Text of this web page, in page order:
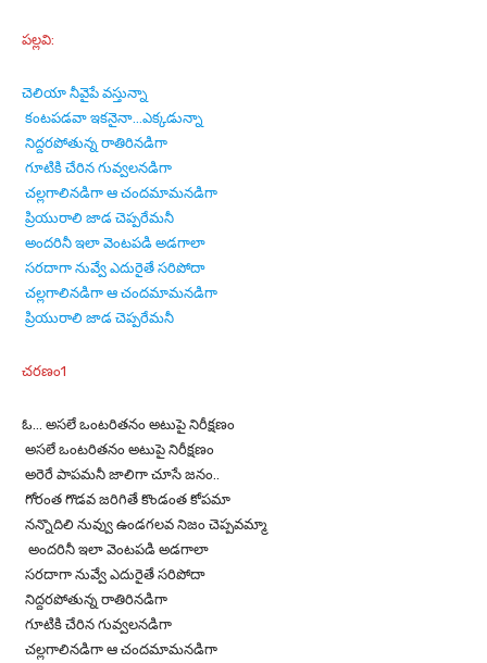
పల్లవి:
చెలియా నీవైపే వస్తున్నా
కంటపడవా ఇకనైనా…ఎక్కడున్నా
నిద్దరపోతున్న రాతిరినడిగా
గూటికి చేరిన గువ్వలనడిగా
చల్లగాలినడిగా ఆ చందమామనడిగా
ప్రియురాలి జాడ చెప్పరేమనీ
అందరినీ ఇలా వెంటపడి అడగాలా
సరదాగా నువ్వే ఎదురైతే సరిపోదా
చల్లగాలినడిగా ఆ చందమామనడిగా
ప్రియురాలి జాడ చెప్పరేమనీ
చరణం1
ఓ… అసలే ఒంటరితనం అటుపై నిరీక్షణం
అసలే ఒంటరితనం అటుపై నిరీక్షణం
అరెరే పాపమనీ జాలిగా చూసే జనం..
గోరంత గొడవ జరిగితే కొండంత కోపమా
నన్నొదిలి నువ్వు ఉండగలవ నిజం చెప్పవమ్మా
అందరినీ ఇలా వెంటపడి అడగాలా
సరదాగా నువ్వే ఎదురైతే సరిపోదా
నిద్దరపోతున్న రాతిరినడిగా
గూటికి చేరిన గువ్వలనడిగా
చల్లగాలినడిగా ఆ చందమామనడిగా